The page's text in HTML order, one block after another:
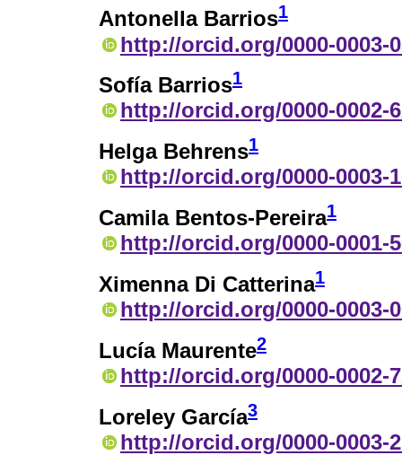
Antonella Barrios1
http://orcid.org/0000-0003-
Sofía Barrios1
http://orcid.org/0000-0002-
Helga Behrens1
http://orcid.org/0000-0003-
Camila Bentos-Pereira1
http://orcid.org/0000-0001-
Ximenna Di Catterina1
http://orcid.org/0000-0003-
Lucía Maurente2
http://orcid.org/0000-0002-
Loreley García3
http://orcid.org/0000-0003-